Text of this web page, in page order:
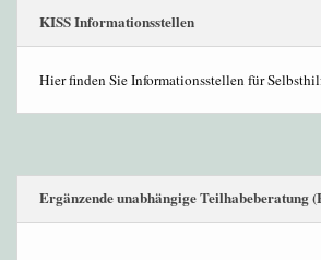
KISS Informationsstellen
Hier finden Sie Informationsstellen für
Ergänzende unabhängige Teilhabeberatung